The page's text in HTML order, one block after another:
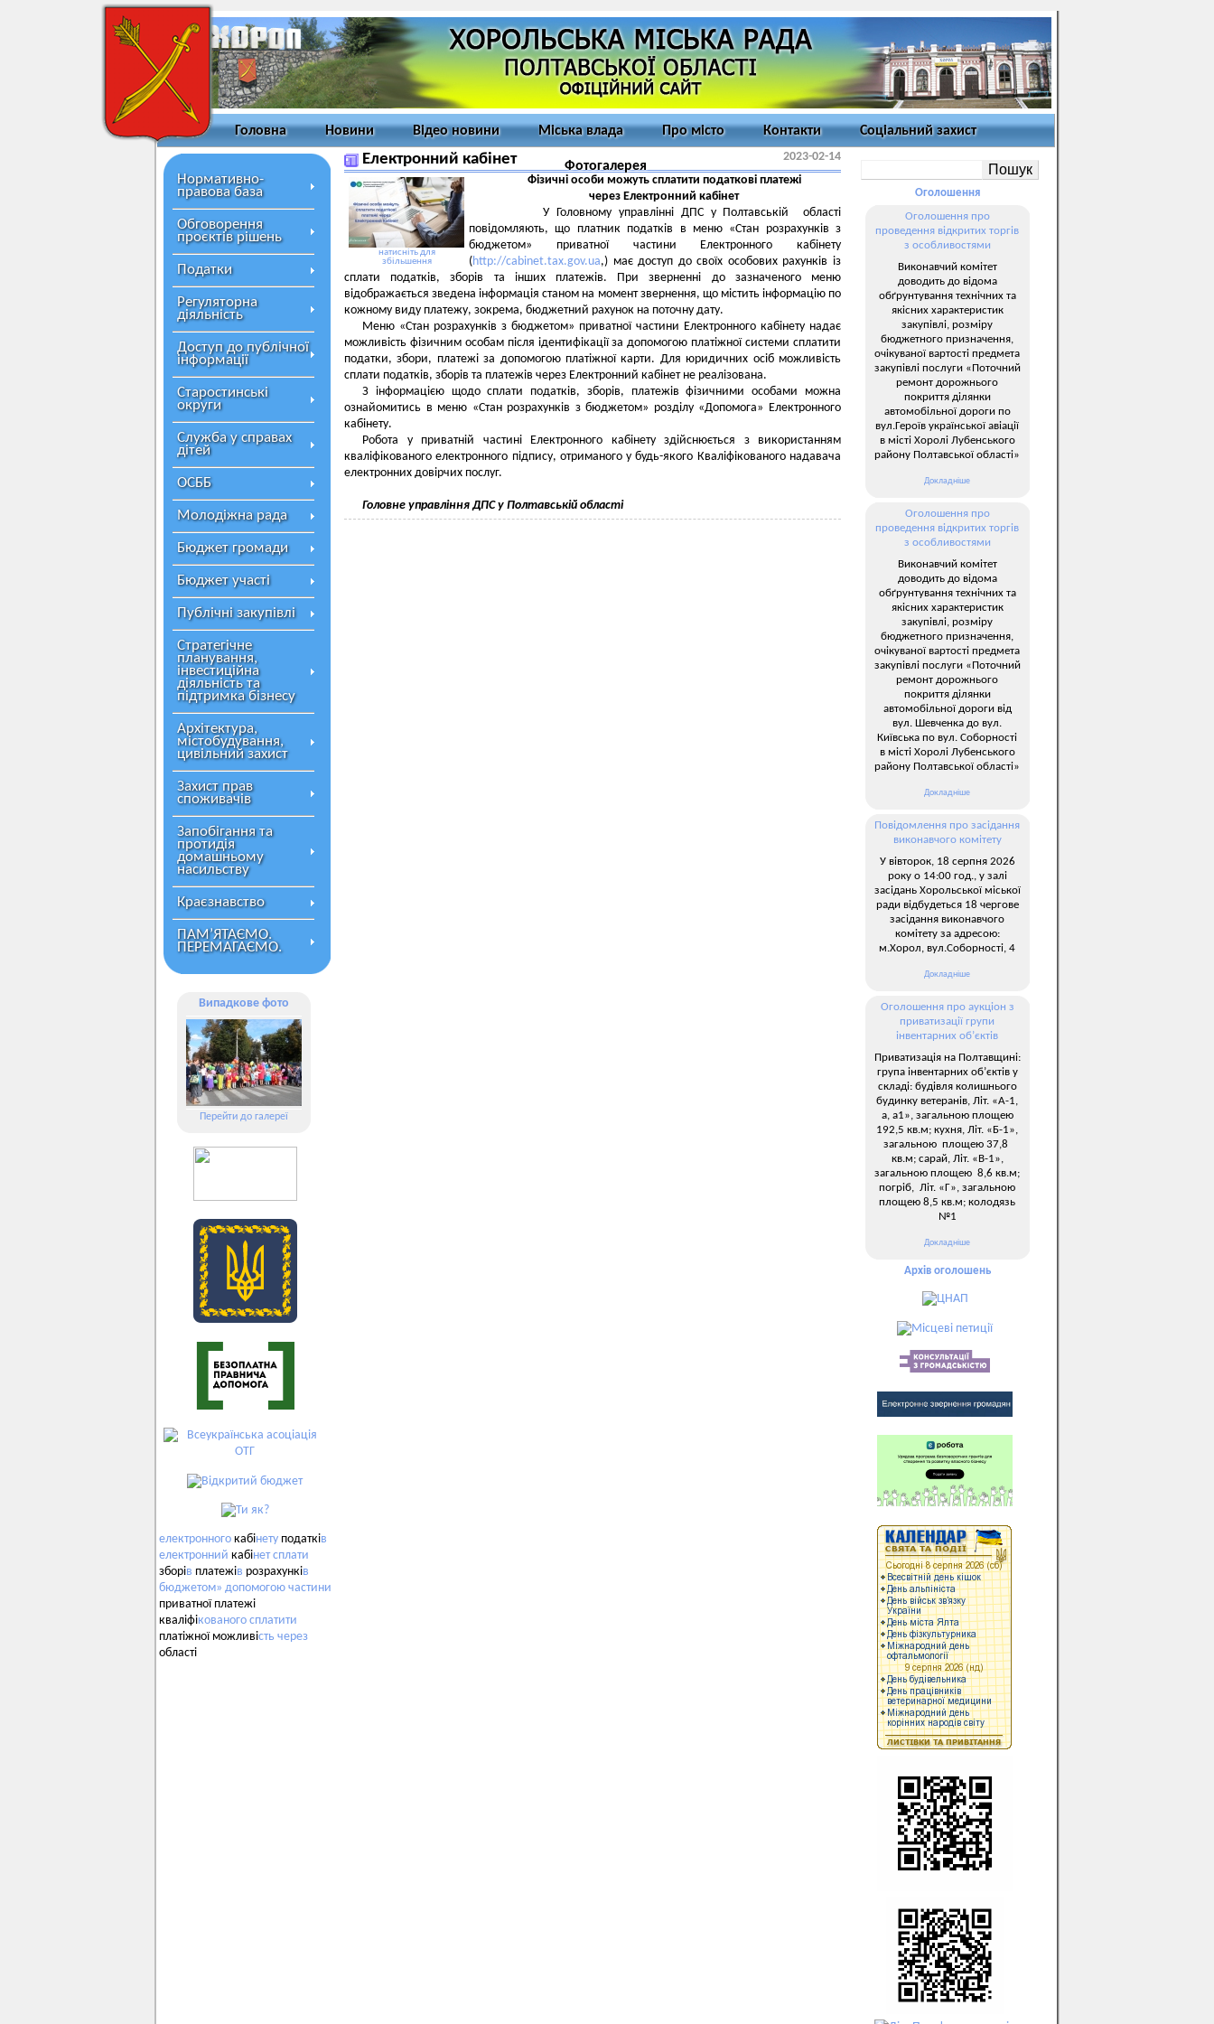
Головна Новини Відео новини Міська влада Про місто Контакти Соціальний захист
Фотогалерея
Нормативно-
правова база
Обговорення
проєктів рішень
Податки
Регуляторна
діяльність
Доступ до публічної
інформації
Старостинські
округи
Служба у справах
дітей
ОСББ
Молодіжна рада
Бюджет громади
Бюджет участі
Публічні закупівлі
Стратегічне
планування,
інвестиційна
діяльність та
підтримка бізнесу
Архітектура,
містобудування,
цивільний захист
Захист прав
споживачів
Запобігання та
протидія
домашньому
насильству
Краєзнавство
ПАМ’ЯТАЄМО.
ПЕРЕМАГАЄМО.
Випадкове фото
Перейти до галереї
електронного кабінету податків
електронний кабінет сплати
зборів платежів розрахунків
бюджетом» допомогою частини
приватної платежі
кваліфікованого сплатити
платіжної можливість через
області
Електронний кабінет 2023-02-14
натисніть для
збільшення
Фізичні особи можуть сплатити податкові платежі
через Електронний кабінет
У Головному управлінні ДПС у Полтавській області
повідомляють, що платник податків в меню «Стан розрахунків з
бюджетом» приватної частини Електронного кабінету
(http://cabinet.tax.gov.ua,) має доступ до своїх особових рахунків із
сплати податків, зборів та інших платежів. При зверненні до зазначеного меню
відображається зведена інформація станом на момент звернення, що містить інформацію по
кожному виду платежу, зокрема, бюджетний рахунок на поточну дату.
Меню «Стан розрахунків з бюджетом» приватної частини Електронного кабінету надає
можливість фізичним особам після ідентифікації за допомогою платіжної системи сплатити
податки, збори, платежі за допомогою платіжної карти. Для юридичних осіб можливість
сплати податків, зборів та платежів через Електронний кабінет не реалізована.
З інформацією щодо сплати податків, зборів, платежів фізичними особами можна
ознайомитись в меню «Стан розрахунків з бюджетом» розділу «Допомога» Електронного
кабінету.
Робота у приватній частині Електронного кабінету здійснюється з використанням
кваліфікованого електронного підпису, отриманого у будь-якого Кваліфікованого надавача
електронних довірчих послуг.
Головне управління ДПС у Полтавській області
Оголошення
Оголошення про
проведення відкритих торгів
з особливостями
Виконавчий комітет
доводить до відома
обґрунтування технічних та
якісних характеристик
закупівлі, розміру
бюджетного призначення,
очікуваної вартості предмета
закупівлі послуги «Поточний
ремонт дорожнього
покриття ділянки
автомобільної дороги по
вул.Героїв української авіації
в місті Хоролі Лубенського
району Полтавської області»
Докладніше
Оголошення про
проведення відкритих торгів
з особливостями
Виконавчий комітет
доводить до відома
обґрунтування технічних та
якісних характеристик
закупівлі, розміру
бюджетного призначення,
очікуваної вартості предмета
закупівлі послуги «Поточний
ремонт дорожнього
покриття ділянки
автомобільної дороги від
вул. Шевченка до вул.
Київська по вул. Соборності
в місті Хоролі Лубенського
району Полтавської області»
Докладніше
Повідомлення про засідання
виконавчого комітету
У вівторок, 18 серпня 2026
року о 14:00 год., у залі
засідань Хорольської міської
ради відбудеться 18 чергове
засідання виконавчого
комітету за адресою:
м.Хорол, вул.Соборності, 4
Докладніше
Оголошення про аукціон з
приватизації групи
інвентарних об’єктів
Приватизація на Полтавщині:
група інвентарних об’єктів у
складі: будівля колишнього
будинку ветеранів, Літ. «А-1,
а, а1», загальною площею
192,5 кв.м; кухня, Літ. «Б-1»,
загальною площею 37,8
кв.м; сарай, Літ. «В-1»,
загальною площею 8,6 кв.м;
погріб, Літ. «Г», загальною
площею 8,5 кв.м; колодязь
№1
Докладніше
Архів оголошень